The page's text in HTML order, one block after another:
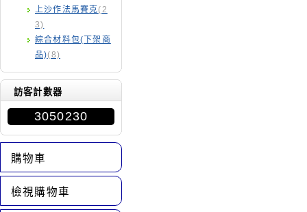
上沙作法馬賽克(2
3)
綜合材料包(下架商
品)(8)
訪客計數器
3050230
購物車
檢視購物車